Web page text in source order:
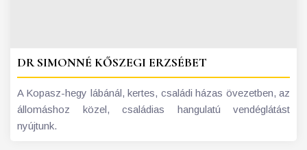
DR SIMONNÉ KŐSZEGI ERZSÉBET
A Kopasz-hegy lábánál, kertes, családi házas övezetben, az
állomáshoz közel, családias hangulatú vendéglátást
nyújtunk.